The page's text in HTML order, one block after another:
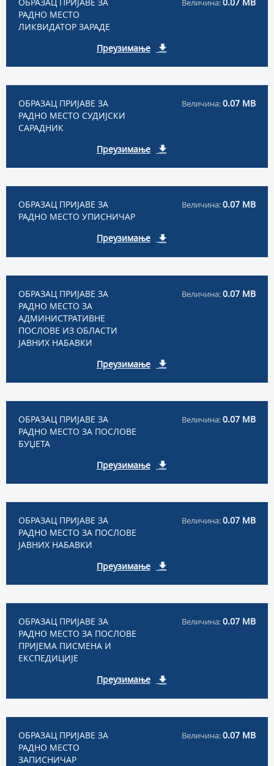
РАДНО МЕСТО
ЛИКВИДАТОР ЗАРАДЕ
Величина:
Преузимање
ОБРАЗАЦ ПРИЈАВЕ ЗА
РАДНО МЕСТО СУДИЈСКИ
САРАДНИК
Величина:0.07 MB
Преузимање
ОБРАЗАЦ ПРИЈАВЕ ЗА
РАДНО МЕСТО УПИСНИЧАР
Величина:0.07 MB
Преузимање
ОБРАЗАЦ ПРИЈАВЕ ЗА
РАДНО МЕСТО ЗА
АДМИНИСТРАТИВНЕ
ПОСЛОВЕ ИЗ ОБЛАСТИ
ЈАВНИХ НАБАВКИ
Величина:0.07 MB
Преузимање
ОБРАЗАЦ ПРИЈАВЕ ЗА
РАДНО МЕСТО ЗА ПОСЛОВЕ
БУЏЕТА
Величина:0.07 MB
Преузимање
ОБРАЗАЦ ПРИЈАВЕ ЗА
РАДНО МЕСТО ЗА ПОСЛОВЕ
ЈАВНИХ НАБАВКИ
Величина:0.07 MB
Преузимање
ОБРАЗАЦ ПРИЈАВЕ ЗА
РАДНО МЕСТО ЗА ПОСЛОВЕ
ПРИЈЕМА ПИСМЕНА И
ЕКСПЕДИЦИЈЕ
Величина:0.07 MB
Преузимање
ОБРАЗАЦ ПРИЈАВЕ ЗА
РАДНО МЕСТО
ЗАПИСНИЧАР
Величина:0.07 MB